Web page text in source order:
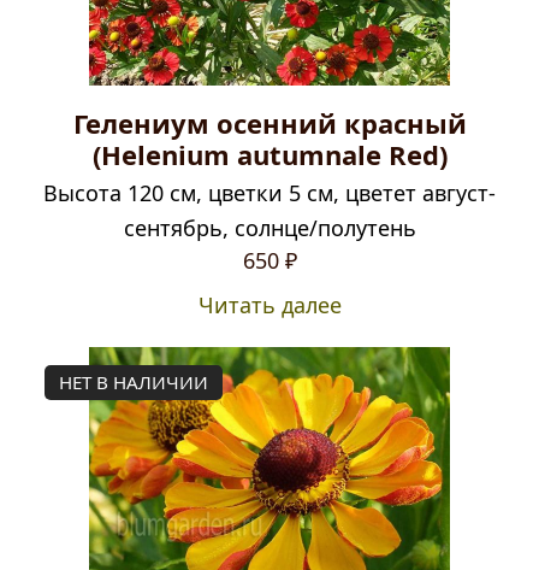
Гелениум осенний красный
(Helenium autumnale Red)
Высота 120 см, цветки 5 см, цветет август-
сентябрь, солнце/полутень
650 ₽
Читать далее
НЕТ В НАЛИЧИИ